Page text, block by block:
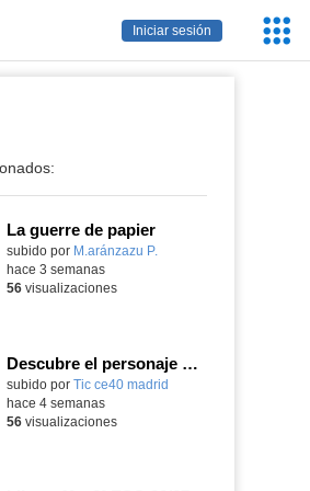
Iniciar sesión
La guerre de papier
Contenido educativo.
subido por M.aránzazu P.
hace 3 semanas
56visualizaciones
Descubre el personaje histórico
subido por Tic ce40 madrid
hace 4 semanas
56visualizaciones